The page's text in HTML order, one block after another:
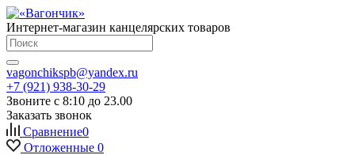
Интернет-магазин канцелярских товаров
vagonchikspb@yandex.ru
+7 (921) 938-30-29
Звоните с 8:10 до 23.00
Заказать звонок
Сравнение0
Отложенные 0